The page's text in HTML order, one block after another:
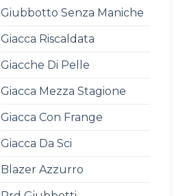
Giubbotto Senza Maniche
Giacca Riscaldata
Giacche Di Pelle
Giacca Mezza Stagione
Giacca Con Frange
Giacca Da Sci
Blazer Azzurro